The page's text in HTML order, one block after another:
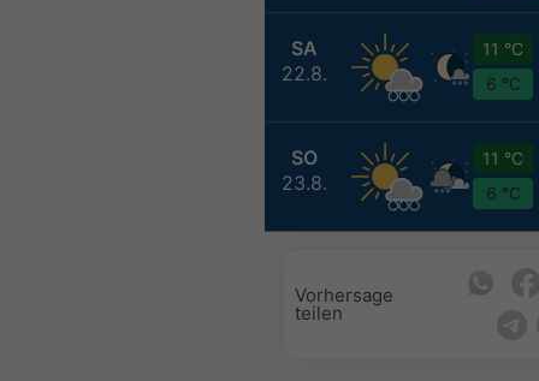
SA
22.8.
11 °C
6 °C
SO
23.8.
11 °C
6 °C
Vorhersage
teilen